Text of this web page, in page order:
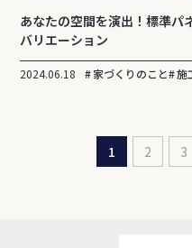
あなたの空間を演出！標準パ
バリエーション
2024.06.18 家づくりのこと 施
1 2 3